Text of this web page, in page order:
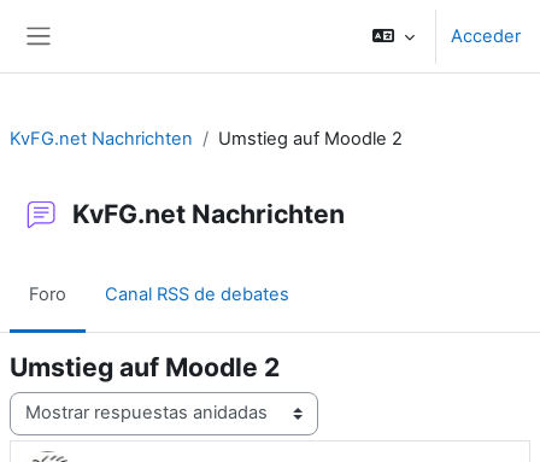
Acceder
KvFG.net Nachrichten Umstieg auf Moodle 2
KvFG.net Nachrichten
Foro Canal RSS de debates
Umstieg auf Moodle 2
Mostrar modo